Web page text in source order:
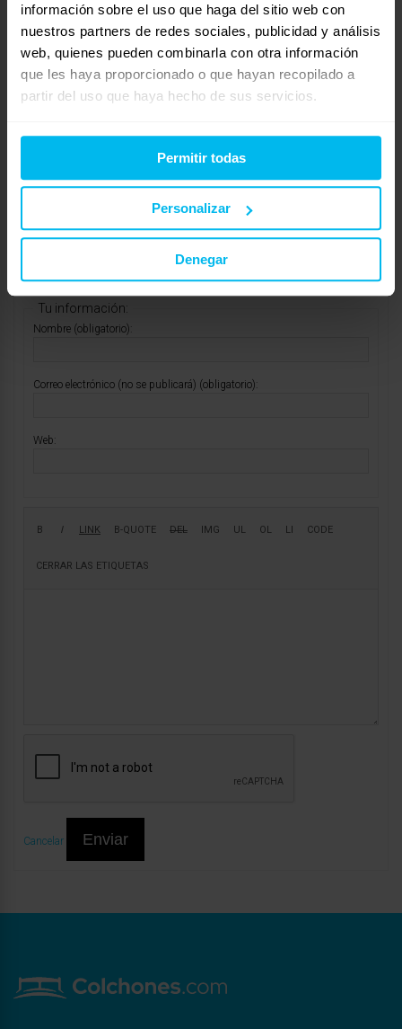
información sobre el uso que haga del sitio web con
nuestros partners de redes sociales, publicidad y análisis
web, quienes pueden combinarla con otra información
que les haya proporcionado o que hayan recopilado a
partir del uso que haya hecho de sus servicios.
Permitir todas
Personalizar
Denegar
Si tienes cualquier duda, no dudes en ponerse con en contacto
con nuestro departamento comercial en el teléfono gratuito
900 494 255 . Nuestro horario de atención es de lunes a
domingos de 9 a 23hs
La Tienda HOME
Mostrando 1 respuesta al debate
Respuesta a: Responder #23849 en Rosen Neo vs Sealy
Seabring plush
Tu información:
Nombre (obligatorio):
Correo electrónico (no se publicará) (obligatorio):
Web:
Cancelar Enviar